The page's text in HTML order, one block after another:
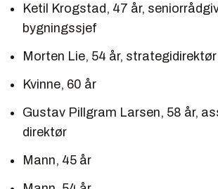
Ketil Krogstad, 47 år,
bygningssjef
Morten Lie, 54 år, strategidirektør
Kvinne, 60 år
Gustav Pillgram Larsen, 58 år,
direktør
Mann, 45 år